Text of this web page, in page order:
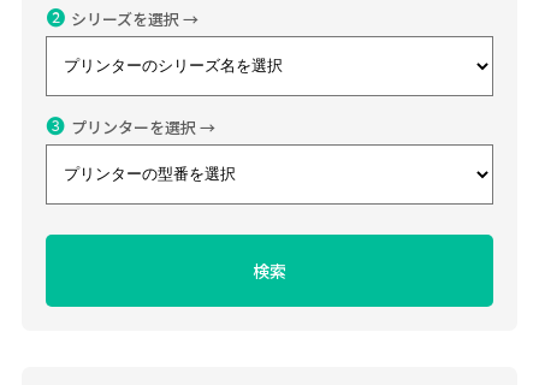
❷ シリーズを選択 →
❸ プリンターを選択 →